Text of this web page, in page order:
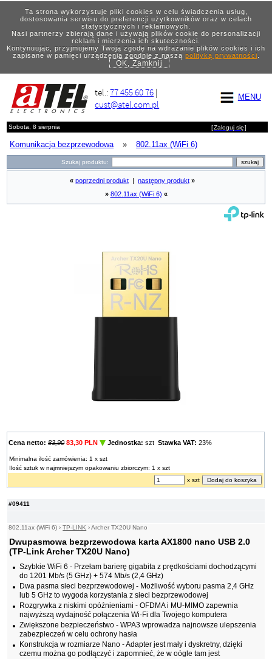
Ta strona wykorzystuje pliki cookies w celu świadczenia usług,
dostosowania serwisu do preferencji użytkowników oraz w celach
statystycznych i reklamowych.
Nasi partnerzy zbierają dane i używają plików cookie do personalizacji
reklam i mierzenia ich skuteczności.
Kontynuując, przyjmujemy Twoją zgodę na wdrażanie plików cookies i ich
zapisane w pamięci urządzenia zgodnie z naszą polityką prywatności.
OK, Zamknij
MENU
tel.:77 455 60 76 |
cust@atel.com.pl
Sobota, 8 sierpnia [Zaloguj się]
Komunikacja bezprzewodowa » 802.11ax (WiFi 6)
Szukaj produktu:
#09411
802.11ax (WiFi 6) ›TP-LINK ›Archer TX20U Nano
Dwupasmowa bezprzewodowa karta AX1800 nano USB 2.0
(TP-Link Archer TX20U Nano)
Szybkie WiFi 6 - Przełam barierę gigabita z prędkościami dochodzącymi
do 1201 Mb/s (5 GHz) + 574 Mb/s (2,4 GHz)
Dwa pasma sieci bezprzewodowej - Możliwość wyboru pasma 2,4 GHz
lub 5 GHz to wygoda korzystania z sieci bezprzewodowej
Rozgrywka z niskimi opóźnieniami - OFDMA i MU-MIMO zapewnia
najwyższą wydajność połączenia Wi-Fi dla Twojego komputera
Zwiększone bezpieczeństwo - WPA3 wprowadza najnowsze ulepszenia
zabezpieczeń w celu ochrony hasła
Konstrukcja w rozmiarze Nano - Adapter jest mały i dyskretny, dzięki
czemu można go podłączyć i zapomnieć, że w oógle tam jest
« poprzedni produkt następny produkt »
» 802.11ax (WiFi 6) «
Cena netto: 83,90 83,30 PLN Jednostka: sztStawka VAT: 23%
Minimalna ilość zamówienia: 1 x szt
Ilość sztuk w najmniejszym opakowaniu zbiorczym: 1 x szt
x szt